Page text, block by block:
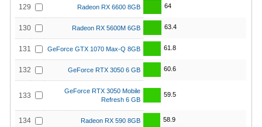
129 Radeon RX 6600 8GB 64
130 Radeon RX 5600M 6GB 63.4
131 GeForce GTX 1070 Max-Q 8GB 61.8
132 GeForce RTX 3050 6 GB 60.6
133
GeForce RTX 3050 Mobile
Refresh 6 GB
59.5
134 Radeon RX 590 8GB 58.9